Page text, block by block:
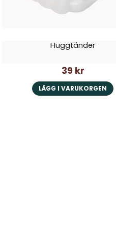
Huggtänder
39 kr
LÄGG I VARUKORGEN